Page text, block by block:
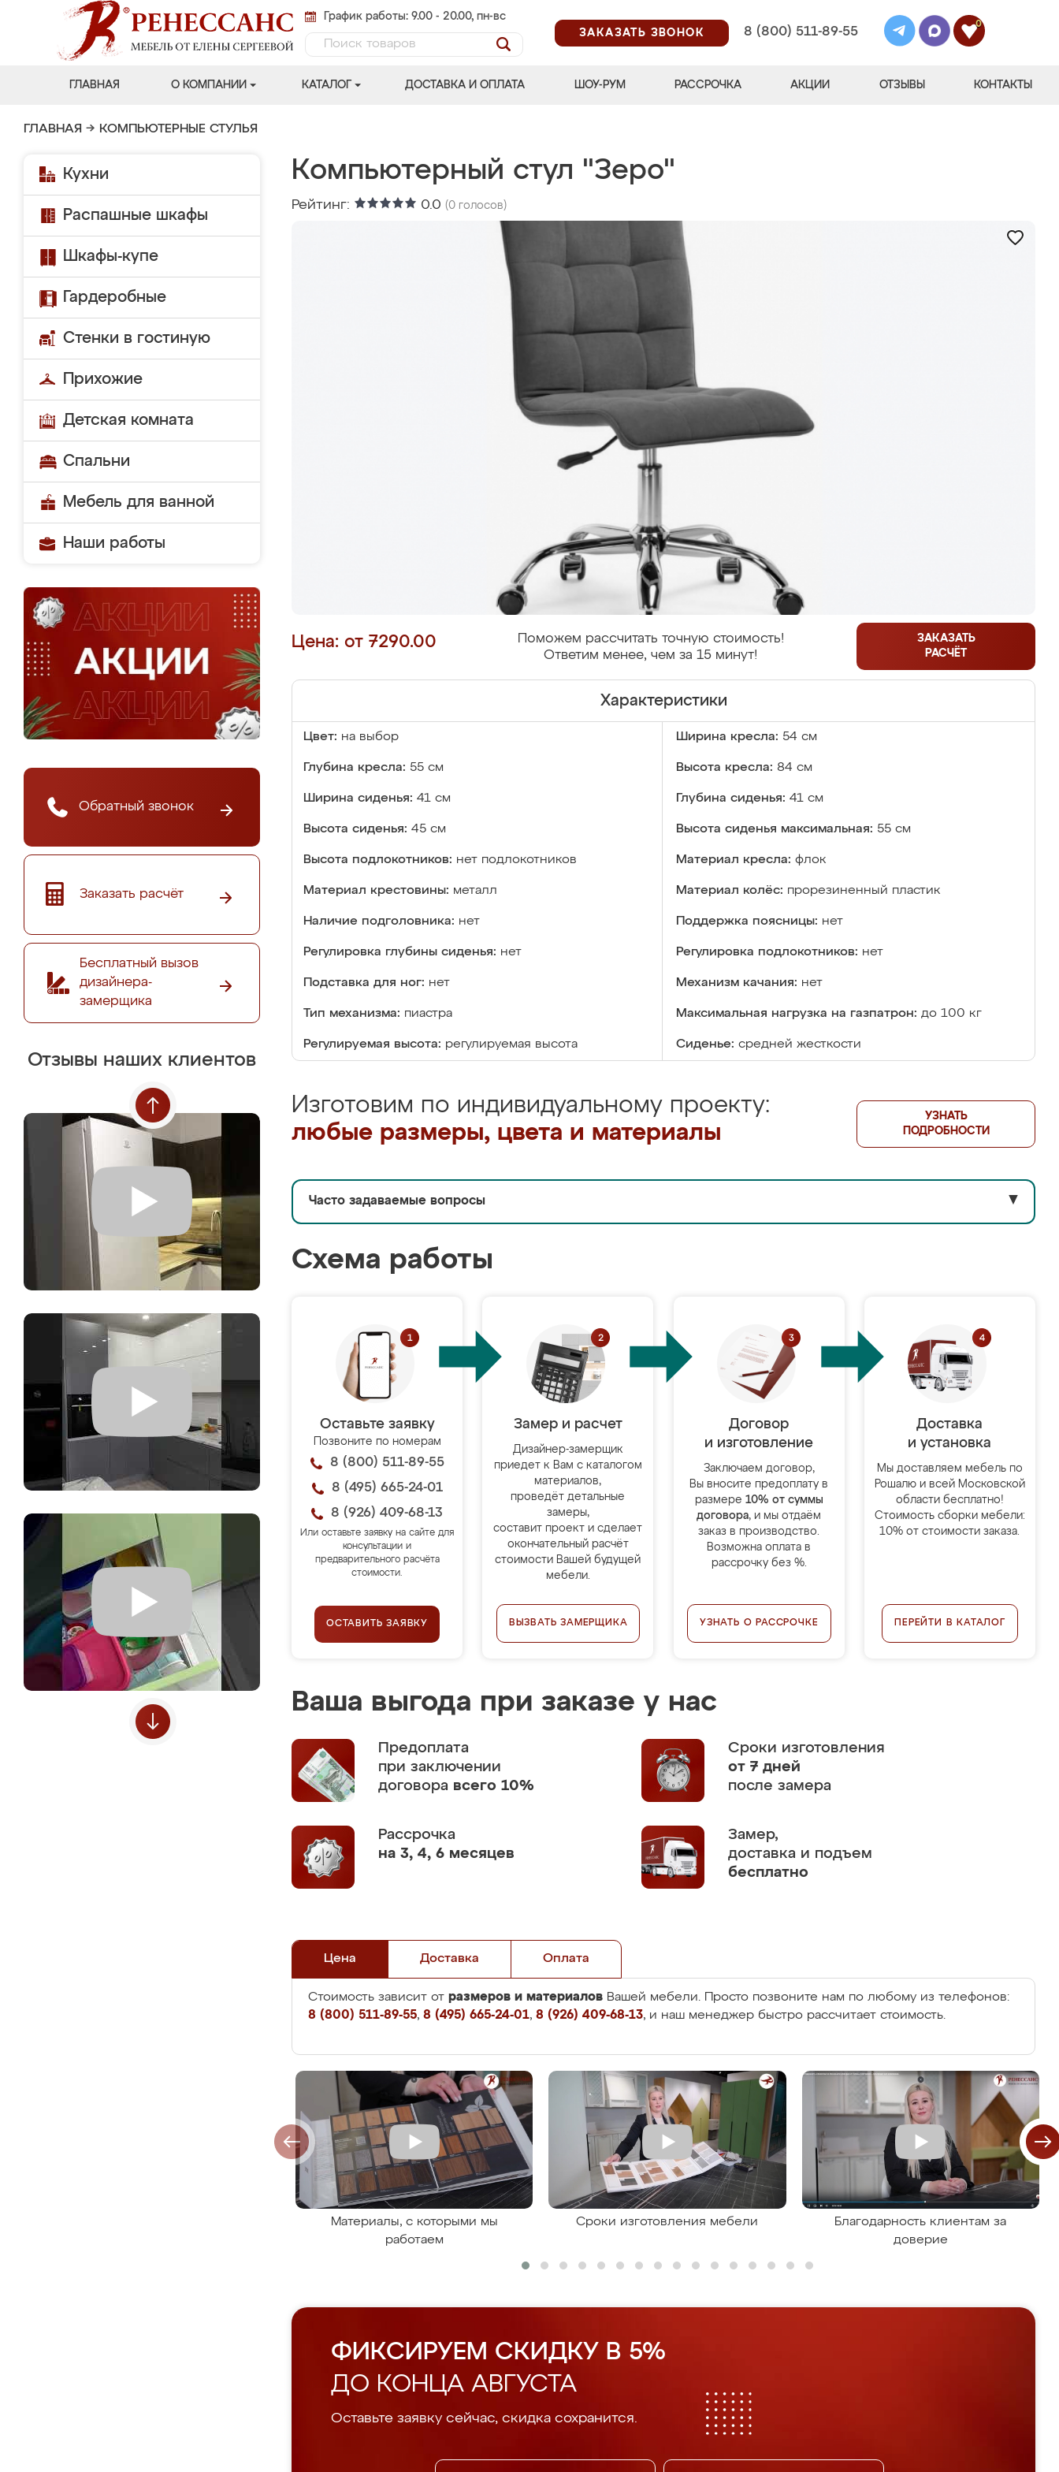
График работы: 9.00 - 20.00, пн-вс
ЗАКАЗАТЬ ЗВОНОК
8 (800) 511-89-55
0
ГЛАВНАЯ О КОМПАНИИ КАТАЛОГ ДОСТАВКА И ОПЛАТА ШОУ-РУМ РАССРОЧКА АКЦИИ ОТЗЫВЫ КОНТАКТЫ
ГЛАВНАЯ → КОМПЬЮТЕРНЫЕ СТУЛЬЯ
Кухни
Распашные шкафы
Шкафы-купе
Гардеробные
Стенки в гостиную
Прихожие
Детская комната
Спальни
Мебель для ванной
Наши работы
Обратный звонок
Заказать расчёт
Бесплатный вызов
дизайнера-
замерщика
Отзывы наших клиентов
Компьютерный стул "Зеро"
Рейтинг: 0.0 (0 голосов)
Цена: от 7290.00
Поможем рассчитать точную стоимость!
Ответим менее, чем за 15 минут!
ЗАКАЗАТЬ
РАСЧЁТ
Характеристики
Цвет: на выбор Ширина кресла: 54 см
Глубина кресла: 55 см Высота кресла: 84 см
Ширина сиденья: 41 см Глубина сиденья: 41 см
Высота сиденья: 45 см Высота сиденья максимальная: 55 см
Высота подлокотников: нет подлокотников Материал кресла: флок
Материал крестовины: металл Материал колёс: прорезиненный пластик
Наличие подголовника: нет Поддержка поясницы: нет
Регулировка глубины сиденья: нет Регулировка подлокотников: нет
Подставка для ног: нет Механизм качания: нет
Тип механизма: пиастра Максимальная нагрузка на газпатрон: до 100 кг
Регулируемая высота: регулируемая высота Сиденье: средней жесткости
Изготовим по индивидуальному проекту:
любые размеры, цвета и материалы
УЗНАТЬ
ПОДРОБНОСТИ
Часто задаваемые вопросы ▼
Схема работы
Оставьте заявку
Позвоните по номерам
8 (800) 511-89-55
8 (495) 665-24-01
8 (926) 409-68-13
Или оставьте заявку на сайте для
консультации и
предварительного расчёта
стоимости.
ОСТАВИТЬ ЗАЯВКУ
Замер и расчет
Дизайнер-замерщик
приедет к Вам с каталогом
материалов,
проведёт детальные
замеры,
составит проект и сделает
окончательный расчёт
стоимости Вашей будущей
мебели.
ВЫЗВАТЬ ЗАМЕРЩИКА
Договор
и изготовление
Заключаем договор,
Вы вносите предоплату в
размере 10% от суммы
договора, и мы отдаём
заказ в производство.
Возможна оплата в
рассрочку без %.
УЗНАТЬ О РАССРОЧКЕ
Доставка
и установка
Мы доставляем мебель по
Рошалю и всей Московской
области бесплатно!
Стоимость сборки мебели:
10% от стоимости заказа.
ПЕРЕЙТИ В КАТАЛОГ
Ваша выгода при заказе у нас
Предоплата
при заключении
договора всего 10%
Сроки изготовления
от 7 дней
после замера
Рассрочка
на 3, 4, 6 месяцев
Замер,
доставка и подъем
бесплатно
Цена Доставка Оплата
Стоимость зависит от размеров и материалов Вашей мебели. Просто позвоните нам по любому из телефонов:
8 (800) 511-89-55, 8 (495) 665-24-01, 8 (926) 409-68-13, и наш менеджер быстро рассчитает стоимость.
Материалы, с которыми мы
работаем
Сроки изготовления мебели
Благодарность клиентам за
доверие
ФИКСИРУЕМ СКИДКУ В 5%
ДО КОНЦА АВГУСТА
Оставьте заявку сейчас, скидка сохранится.